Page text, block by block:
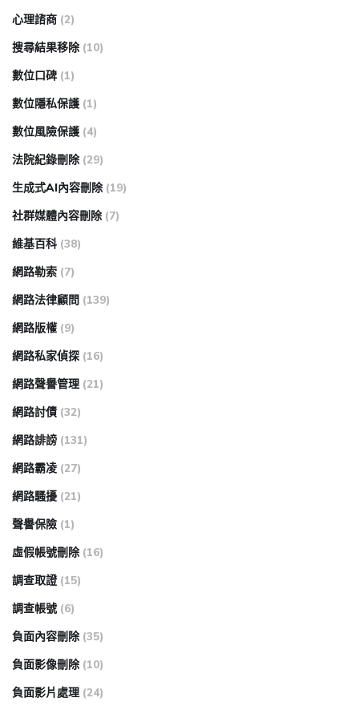
心理諮商 (2)
搜尋結果移除 (10)
數位口碑 (1)
數位隱私保護 (1)
數位風險保護 (4)
法院紀錄刪除 (29)
生成式AI內容刪除 (19)
社群媒體內容刪除 (7)
維基百科 (38)
網路勒索 (7)
網路法律顧問 (139)
網路版權 (9)
網路私家偵探 (16)
網路聲譽管理 (21)
網路討債 (32)
網路誹謗 (131)
網路霸凌 (27)
網路騷擾 (21)
聲譽保險 (1)
虛假帳號刪除 (16)
調查取證 (15)
調查帳號 (6)
負面內容刪除 (35)
負面影像刪除 (10)
負面影片處理 (24)